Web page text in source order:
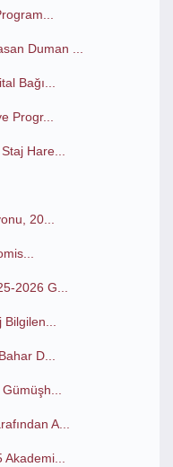
Duman ...
Bağı...
Progr...
Hare...
20...
2026 G...
D...
A...